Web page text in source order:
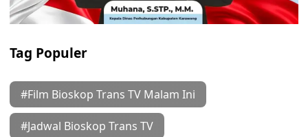
Tag Populer
#Film Bioskop Trans TV Malam Ini
#Jadwal Bioskop Trans TV